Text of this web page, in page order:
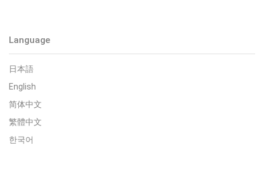
Language
日本語
English
简体中文
繁體中文
한국어